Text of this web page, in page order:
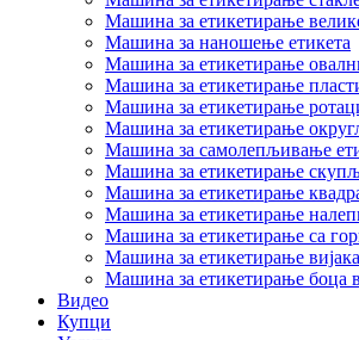
Машина за етикетирање
Машина за наношење етикета
Машина за етикетирање
Машина за етикетирање
Машина за етикетирање
Машина за етикетирање
Машина за самолепљивање
Машина за етикетирање
Машина за етикетирање
Машина за етикетирање
Машина за етикетирање са
Машина за етикетирање
Машина за етикетирање боца
Видео
Купци